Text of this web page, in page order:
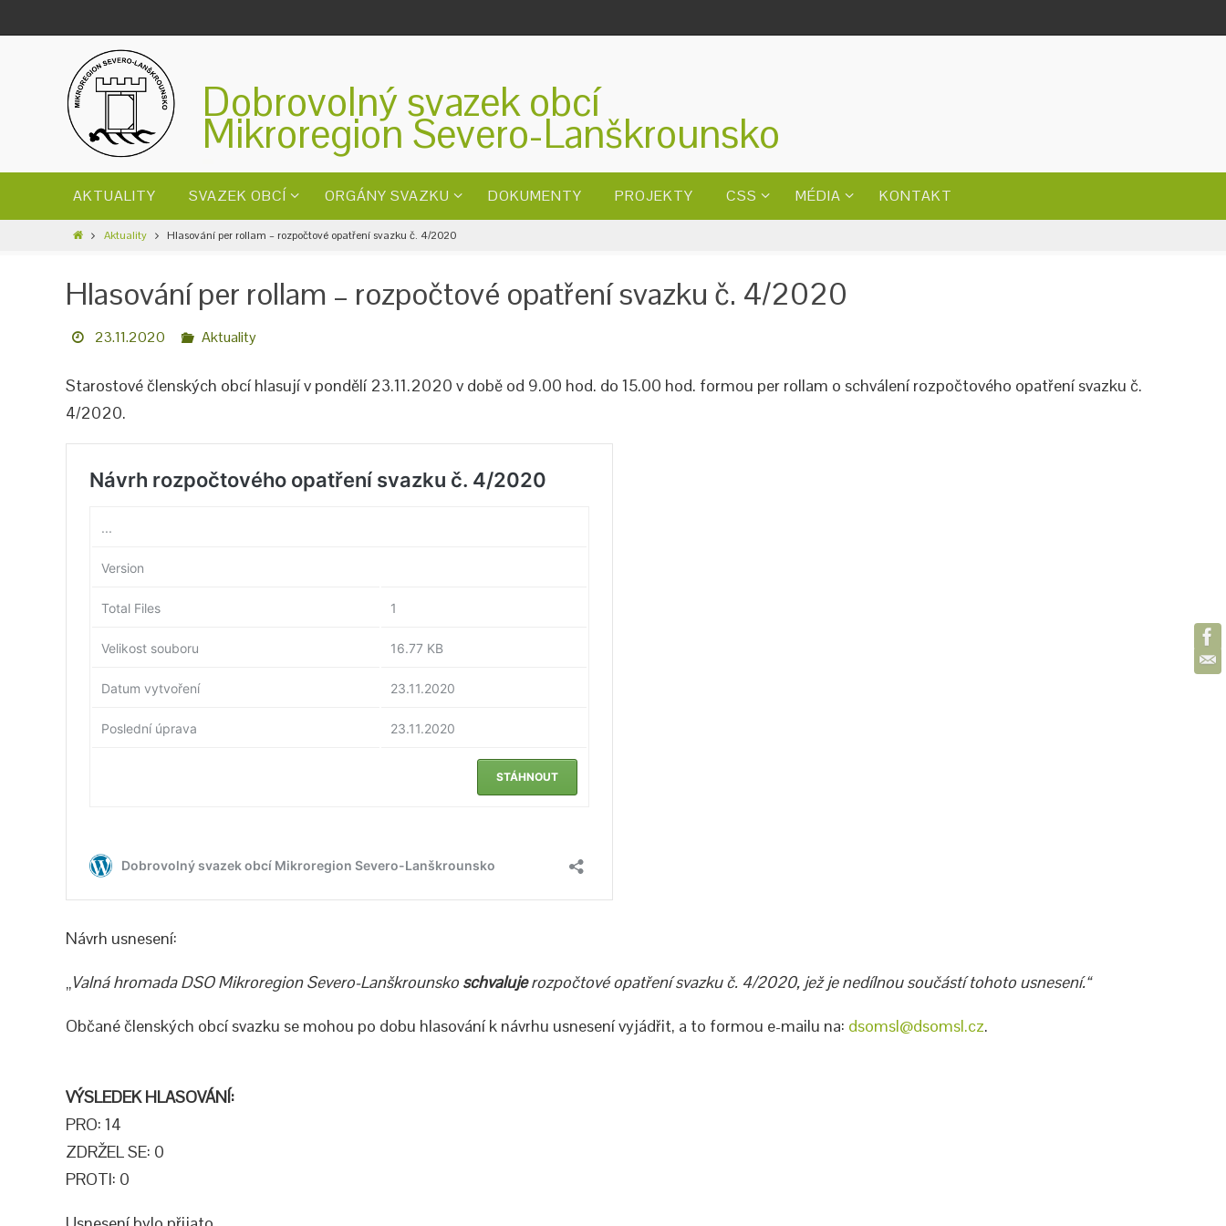
Dobrovolný svazek obcí
Mikroregion Severo-Lanškrounsko
AKTUALITY SVAZEK OBCÍ ORGÁNY SVAZKU DOKUMENTY PROJEKTY CSS MÉDIA KONTAKT
Aktuality Hlasování per rollam – rozpočtové opatření svazku č. 4/2020
Hlasování per rollam – rozpočtové opatření svazku č. 4/2020
23.11.2020 Aktuality
Starostové členských obcí hlasují v pondělí 23.11.2020 v době od 9.00 hod. do 15.00 hod. formou per rollam o schválení rozpočtového opatření svazku č.
4/2020.
Návrh usnesení:
„Valná hromada DSO Mikroregion Severo-Lanškrounsko schvalujerozpočtové opatření svazku č. 4/2020, jež je nedílnou součástí tohoto usnesení.“
Občané členských obcí svazku se mohou po dobu hlasování k návrhu usnesení vyjádřit, a to formou e-mailu na: dsomsl@dsomsl.cz.
VÝSLEDEK HLASOVÁNÍ:
PRO: 14
ZDRŽEL SE: 0
PROTI: 0